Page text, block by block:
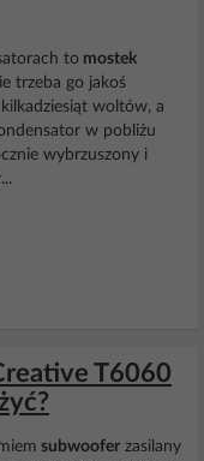
to mostek
trzeba go jakoś
woltów, a
w pobliżu
wybrzuszony i
T6060
subwoofer zasilany